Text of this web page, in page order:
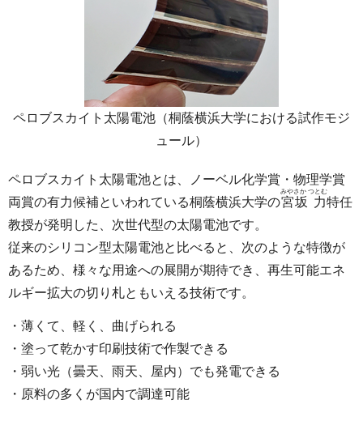
ペロブスカイト太陽電池（桐蔭横浜大学における試作モジ
ュール）
ペロブスカイト太陽電池とは、ノーベル化学賞・物理学賞
両賞の有力候補といわれている桐蔭横浜大学の宮坂 力
みやさか つとむ
特任
教授が発明した、次世代型の太陽電池です。
従来のシリコン型太陽電池と比べると、次のような特徴が
あるため、様々な用途への展開が期待でき、再生可能エネ
ルギー拡大の切り札ともいえる技術です。
・薄くて、軽く、曲げられる
・塗って乾かす印刷技術で作製できる
・弱い光（曇天、雨天、屋内）でも発電できる
・原料の多くが国内で調達可能